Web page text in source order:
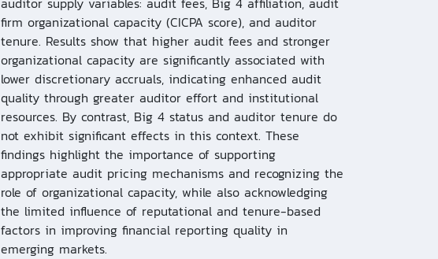
firm organizational capacity (CICPA score), and auditor
tenure. Results show that higher audit fees and stronger
organizational capacity are significantly associated with
lower discretionary accruals, indicating enhanced audit
quality through greater auditor effort and institutional
resources. By contrast, Big 4 status and auditor tenure do
not exhibit significant effects in this context. These
findings highlight the importance of supporting
appropriate audit pricing mechanisms and recognizing the
role of organizational capacity, while also acknowledging
the limited influence of reputational and tenure-based
factors in improving financial reporting quality in
emerging markets.